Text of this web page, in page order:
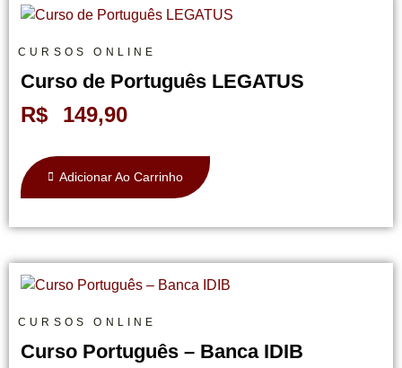
CURSOS ONLINE
Curso de Português LEGATUS
R$ 149,90
Adicionar Ao Carrinho
CURSOS ONLINE
Curso Português – Banca IDIB